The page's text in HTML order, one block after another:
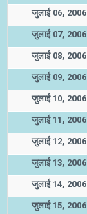
जुलाई 06, 2006
जुलाई 07, 2006
जुलाई 08, 2006
जुलाई 09, 2006
जुलाई 10, 2006
जुलाई 11, 2006
जुलाई 12, 2006
जुलाई 13, 2006
जुलाई 14, 2006
जुलाई 15, 2006